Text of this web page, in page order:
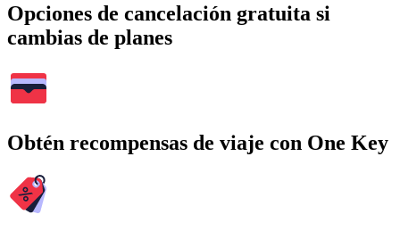
Opciones de cancelación gratuita si
cambias de planes
Obtén recompensas de viaje con One Key